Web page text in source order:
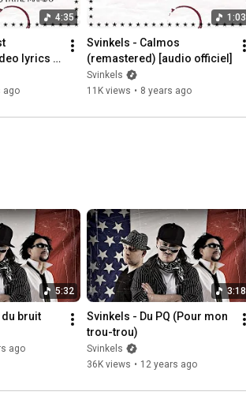
4:35
lyrics
ago
1:03
Svinkels - Calmos
(remastered) [audio officiel]
Svinkels
11K views • 8 years ago
5:32
bruit
ago
3:18
Svinkels - Du PQ (Pour mon
trou-trou)
Svinkels
36K views • 12 years ago